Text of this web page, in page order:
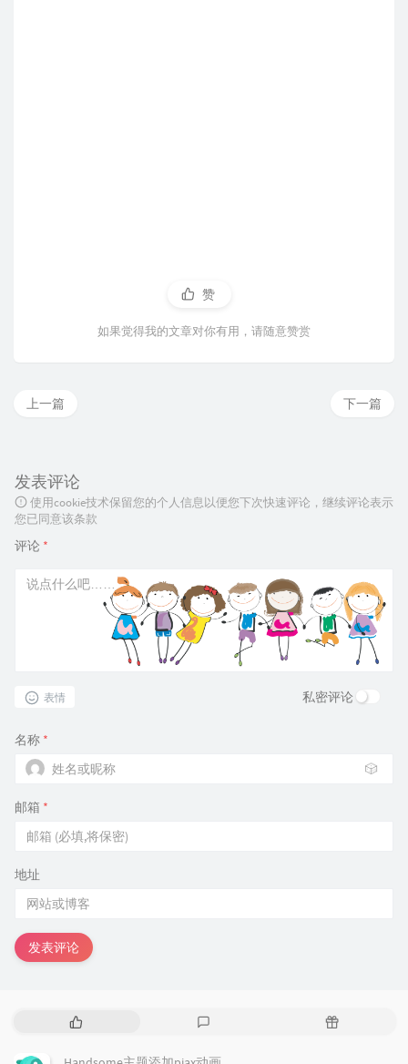
赞
如果觉得我的文章对你有用，请随意赞赏
下一篇
上一篇
发表评论
使用cookie技术保留您的个人信息以便您下次快速评论，继续评论表示
您已同意该条款
评论 *
表情 私密评论
名称 *
🎲
邮箱 *
地址
发表评论
热
文
评
随